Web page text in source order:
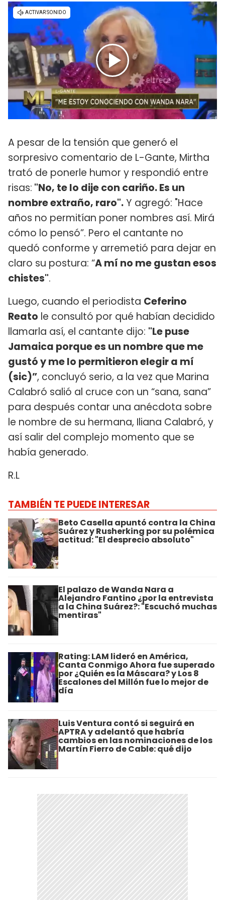
A pesar de la tensión que generó el
sorpresivo comentario de L-Gante, Mirtha
trató de ponerle humor y respondió entre
risas: "No, te lo dije con cariño. Es un
nombre extraño, raro".Y agregó: "Hace
años no permitían poner nombres así. Mirá
cómo lo pensó”. Pero el cantante no
quedó conforme y arremetió para dejar en
claro su postura: “A mí no me gustan esos
chistes".
Luego, cuando el periodista Ceferino
Reato le consultó por qué habían decidido
llamarla así, el cantante dijo: "Le puse
Jamaica porque es un nombre que me
gustó y me lo permitieron elegir a mí
(sic)”, concluyó serio, a la vez que Marina
Calabró salió al cruce con un “sana, sana”
para después contar una anécdota sobre
le nombre de su hermana, Iliana Calabró, y
así salir del complejo momento que se
había generado.
R.L
TAMBIÉN TE PUEDE INTERESAR
Beto Casella apuntó contra la China
Suárez y Rusherking por su polémica
actitud: "El desprecio absoluto"
El palazo de Wanda Nara a
Alejandro Fantino ¿por la entrevista
a la China Suárez?: "Escuchó muchas
mentiras"
Rating: LAM lideró en América,
Canta Conmigo Ahora fue superado
por ¿Quién es la Máscara? y Los 8
Escalones del Millón fue lo mejor de
día
Luis Ventura contó si seguirá en
APTRA y adelantó que habría
cambios en las nominaciones de los
Martín Fierro de Cable: qué dijo